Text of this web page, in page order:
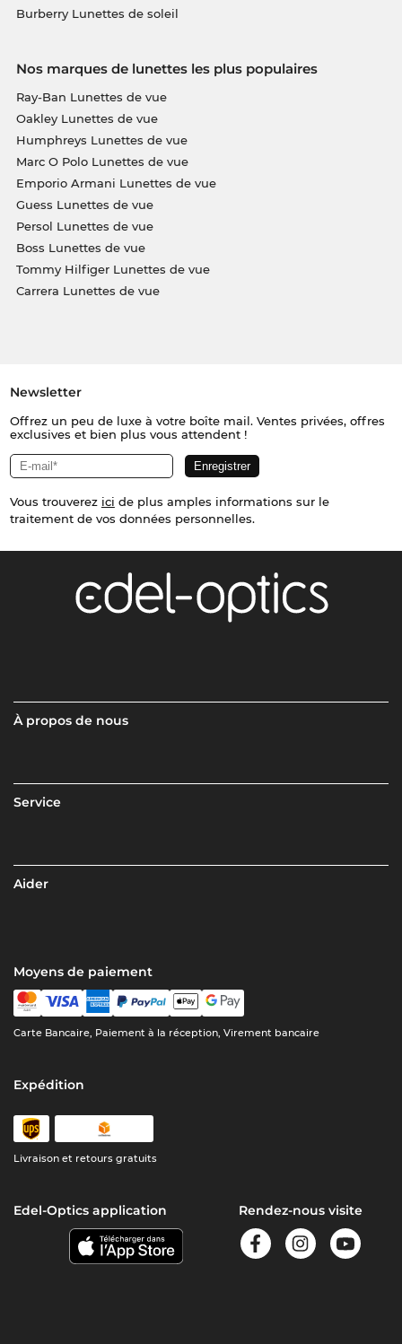
Burberry Lunettes de soleil
Nos marques de lunettes les plus populaires
Ray-Ban Lunettes de vue
Oakley Lunettes de vue
Humphreys Lunettes de vue
Marc O Polo Lunettes de vue
Emporio Armani Lunettes de vue
Guess Lunettes de vue
Persol Lunettes de vue
Boss Lunettes de vue
Tommy Hilfiger Lunettes de vue
Carrera Lunettes de vue
Newsletter
Offrez un peu de luxe à votre boîte mail. Ventes privées, offres
exclusives et bien plus vous attendent !
Vous trouverez ici de plus amples informations sur le
traitement de vos données personnelles.
À propos de nous
Service
Aider
Moyens de paiement
Carte Bancaire, Paiement à la réception, Virement bancaire
Expédition
Livraison et retours gratuits
Edel-Optics application Rendez-nous visite